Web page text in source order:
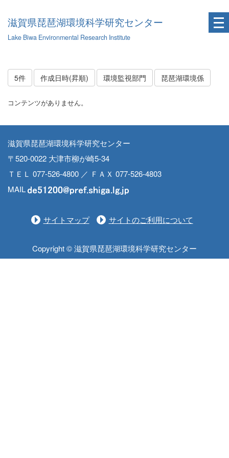
滋賀県琵琶湖環境科学研究センター
Lake Biwa Environmental Research Institute
5件 作成日時(昇順) 環境監視部門 琵琶湖環境係
コンテンツがありません。
滋賀県琵琶湖環境科学研究センター
〒520-0022 大津市柳が崎5-34
ＴＥＬ 077-526-4800 ／ ＦＡＸ 077-526-4803
MAIL
サイトマップ サイトのご利用について
Copyright © 滋賀県琵琶湖環境科学研究センター